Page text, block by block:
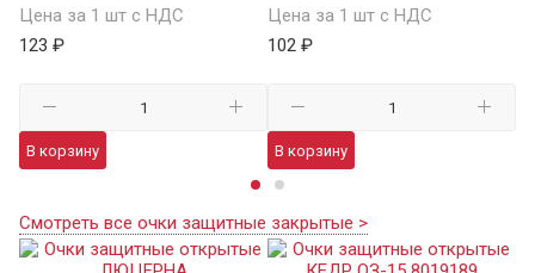
Цена за 1 шт с НДС
123 ₽
В корзину
Цена за 1 шт с НДС
102 ₽
В корзину
Смотреть все очки защитные закрытые >